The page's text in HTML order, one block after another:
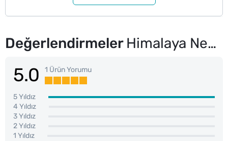
Değerlendirmeler Himalaya Neem Öz Arındırıcı Yüz Yıkama Jeli 150 ml
5.0 1 Ürün Yorumu
5 Yıldız
4 Yıldız
3 Yıldız
2 Yıldız
1 Yıldız